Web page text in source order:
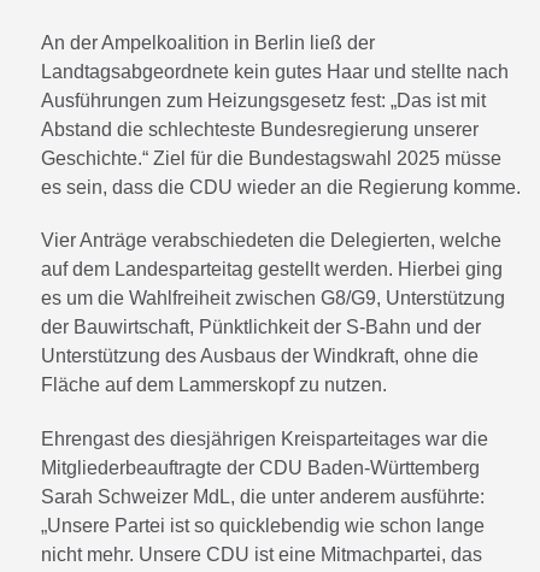
An der Ampelkoalition in Berlin ließ der
Landtagsabgeordnete kein gutes Haar und stellte nach
Ausführungen zum Heizungsgesetz fest: „Das ist mit
Abstand die schlechteste Bundesregierung unserer
Geschichte.“ Ziel für die Bundestagswahl 2025 müsse
es sein, dass die CDU wieder an die Regierung komme.
Vier Anträge verabschiedeten die Delegierten, welche
auf dem Landesparteitag gestellt werden. Hierbei ging
es um die Wahlfreiheit zwischen G8/G9, Unterstützung
der Bauwirtschaft, Pünktlichkeit der S-Bahn und der
Unterstützung des Ausbaus der Windkraft, ohne die
Fläche auf dem Lammerskopf zu nutzen.
Ehrengast des diesjährigen Kreisparteitages war die
Mitgliederbeauftragte der CDU Baden-Württemberg
Sarah Schweizer MdL, die unter anderem ausführte:
„Unsere Partei ist so quicklebendig wie schon lange
nicht mehr. Unsere CDU ist eine Mitmachpartei, das